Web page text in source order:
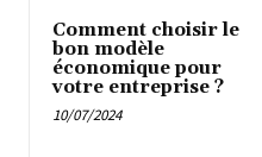
Comment choisir le
bon modèle
économique pour
votre entreprise ?
10/07/2024